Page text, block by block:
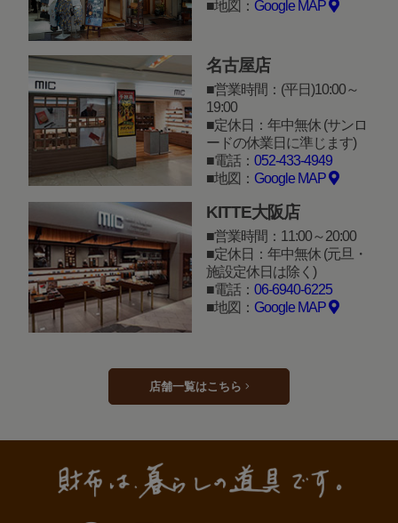
地図： Google MAP
名古屋店
営業時間：(平日)10:00～
19:00
定休日：年中無休 (サンロ
ードの休業日に準じます)
電話： 052-433-4949
地図： Google MAP
KITTE大阪店
営業時間：11:00～20:00
定休日：年中無休 (元旦・
施設定休日は除く)
電話： 06-6940-6225
地図： Google MAP
店舗一覧はこちら